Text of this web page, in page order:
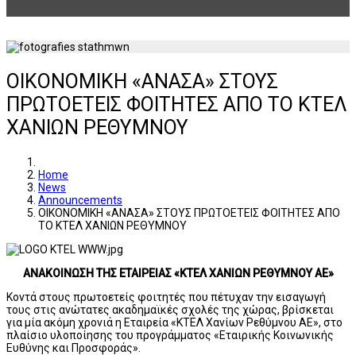
ΟΙΚΟΝΟΜΙΚΗ «ΑΝΑΣΑ» ΣΤΟΥΣ
ΠΡΩΤΟΕΤΕΙΣ ΦΟΙΤΗΤΕΣ ΑΠΟ ΤΟ ΚΤΕΛ
ΧΑΝΙΩΝ ΡΕΘΥΜΝΟΥ
Home
News
Announcements
ΟΙΚΟΝΟΜΙΚΗ «ΑΝΑΣΑ» ΣΤΟΥΣ ΠΡΩΤΟΕΤΕΙΣ ΦΟΙΤΗΤΕΣ ΑΠΟ
ΤΟ ΚΤΕΛ ΧΑΝΙΩΝ ΡΕΘΥΜΝΟΥ
ΑΝΑΚΟΙΝΩΣΗ ΤΗΣ ΕΤΑΙΡΕΙΑΣ «ΚΤΕΛ ΧΑΝΙΩΝ ΡΕΘΥΜΝΟΥ ΑΕ»
Κοντά στους πρωτοετείς φοιτητές που πέτυχαν την εισαγωγή
τους στις ανώτατες ακαδημαϊκές σχολές της χώρας, βρίσκεται
για μία ακόμη χρονιά η Εταιρεία «ΚΤΕΛ Χανίων Ρεθύμνου ΑΕ», στο
πλαίσιο υλοποίησης του προγράμματος «Εταιρικής Κοινωνικής
Ευθύνης και Προσφοράς».